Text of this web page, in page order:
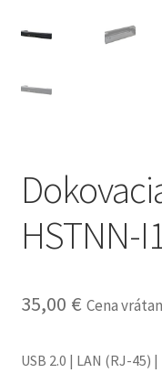
Pokladňa
Sample
obchodné
podmienky
Wishlist
HSTNN-
35,00 € Cena
USB 2.0 | LAN (RJ-45)